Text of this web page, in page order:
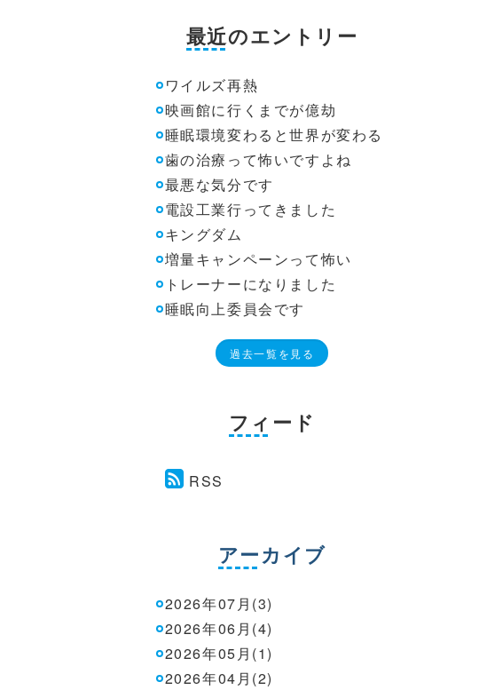
最近のエントリー
ワイルズ再熱
映画館に行くまでが億劫
睡眠環境変わると世界が変わる
歯の治療って怖いですよね
最悪な気分です
電設工業行ってきました
キングダム
増量キャンペーンって怖い
トレーナーになりました
睡眠向上委員会です
過去一覧を見る
フィード
RSS
アーカイブ
2026年07月(3)
2026年06月(4)
2026年05月(1)
2026年04月(2)